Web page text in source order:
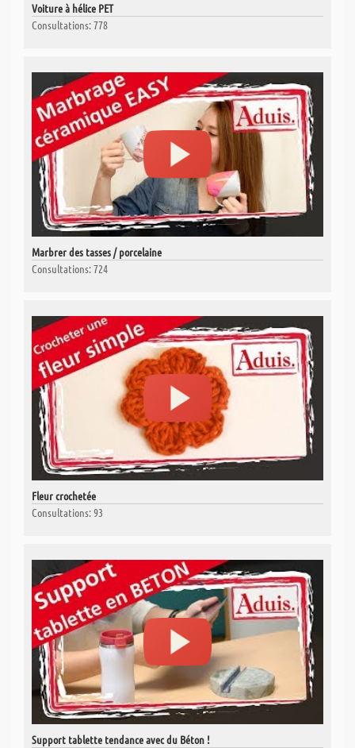
Voiture à hélice PET
Consultations: 778
Marbrer des tasses / porcelaine
Consultations: 724
Fleur crochetée
Consultations: 93
Support tablette tendance avec du Béton !